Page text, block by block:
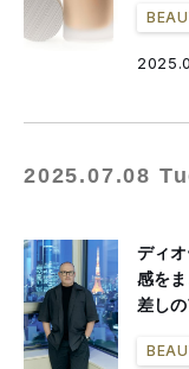
2025.07.08
ディ
感を
差し